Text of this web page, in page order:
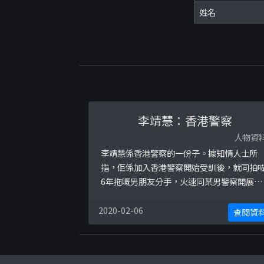
姓名
李靖慧：香港警察
人物資
李靖慧係香港警察的一份子。據知情人士所
指，佢係加入香港警察開始受訓後，就同拍
6年拖嘅男朋友分手，火速同某男警察開展關
2020-02-06
查閱資